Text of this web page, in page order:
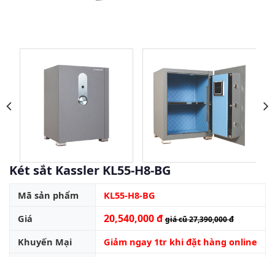
Két sắt Kassler KL55-H8-BG
Mã sản phẩm
KL55-H8-BG
Giá
20,540,000 đ giá cũ 27,390,000 đ
Khuyến Mại
Giảm ngay 1tr khi đặt hàng online